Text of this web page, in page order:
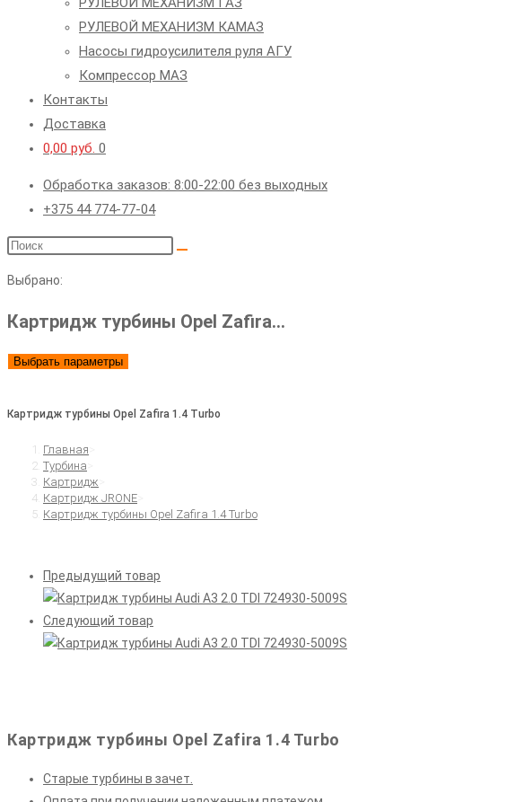
РУЛЕВОЙ МЕХАНИЗМ КАМАЗ
Насосы гидроусилителя руля АГУ
Компрессор МАЗ
Контакты
Доставка
0,00 руб. 0
Обработка заказов: 8:00-22:00 без выходных
+375 44 774-77-04
Поиск
сайте
Выбрано:
Картридж турбины Opel Zafira…
Выбрать параметры
Картридж турбины Opel Zafira 1.4 Turbo
Главная
Турбина
Картридж
Картридж JRONE
Картридж турбины Opel Zafira 1.4 Turbo
Предыдущий товар
Следующий товар
Картридж турбины Opel Zafira 1.4 Turbo
Старые турбины в зачет.